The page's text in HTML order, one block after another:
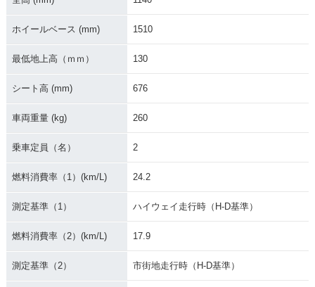
ホイールベース (mm) 1510
最低地上高（ｍｍ） 130
シート高 (mm) 676
車両重量 (kg) 260
乗車定員（名） 2
燃料消費率（1）(km/L) 24.2
測定基準（1） ハイウェイ走行時（H-D基準）
燃料消費率（2）(km/L) 17.9
測定基準（2） 市街地走行時（H-D基準）